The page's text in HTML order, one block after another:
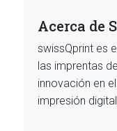
Acerca de
swissQprint es
las imprentas
innovación en
impresión